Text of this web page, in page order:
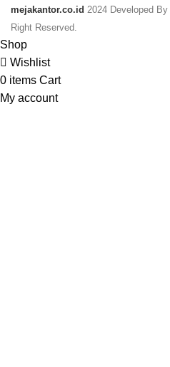
mejakantor.co.id 2024 Developed By
Right Reserved.
Shop
Wishlist
0 items Cart
My account